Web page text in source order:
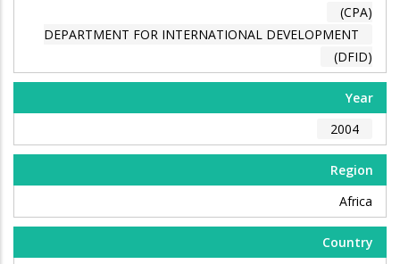
(CPA)
DEPARTMENT FOR INTERNATIONAL DEVELOPMENT
(DFID)
Year
2004
Region
Africa
Country